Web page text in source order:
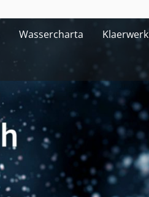
Wassercharta Klaerwerk